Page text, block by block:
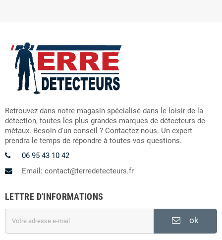
Retrouvez dans notre magasin spécialisé dans le loisir de la
détection, toutes les plus grandes marques de détecteurs de
métaux. Besoin d'un conseil ? Contactez-nous. Un expert
prendra le temps de répondre à toutes vos questions.
06 95 43 10 42
Email: contact@terredetecteurs.fr
LETTRE D'INFORMATIONS
ok